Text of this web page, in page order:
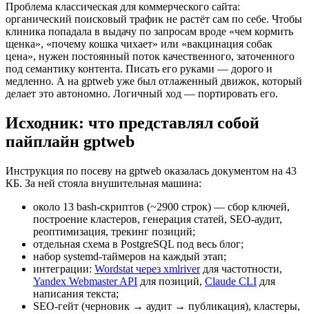
Проблема классическая для коммерческого сайта:
органический поисковый трафик не растёт сам по себе. Чтобы
клиника попадала в выдачу по запросам вроде «чем кормить
щенка», «почему кошка чихает» или «вакцинация собак
цена», нужен постоянный поток качественного, заточенного
под семантику контента. Писать его руками — дорого и
медленно. А на gptweb уже был отлаженный движок, который
делает это автономно. Логичный ход — портировать его.
Исходник: что представлял собой
пайплайн gptweb
Инструкция по посеву на gptweb оказалась документом на 43
КБ. За ней стояла внушительная машина:
около 13 bash-скриптов (~2900 строк) — сбор ключей,
построение кластеров, генерация статей, SEO-аудит,
реоптимизация, трекинг позиций;
отдельная схема в PostgreSQL под весь блог;
набор systemd-таймеров на каждый этап;
интеграции: Wordstat через xmlriverдля частотности,
Yandex Webmaster API для позиций, Claude CLI для
написания текста;
SEO-гейт (черновик → аудит → публикация), кластеры,